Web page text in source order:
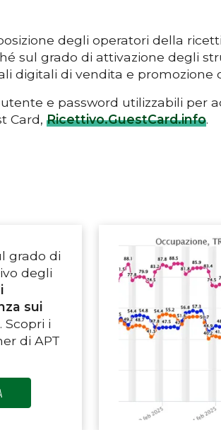
degli operatori della
sul grado di attivazione degli
digitali di vendita e promozione
e password utilizzabili per
Card, Ricettivo.GuestCard.info.
grado di
degli
sui
. Scopri i
di APT